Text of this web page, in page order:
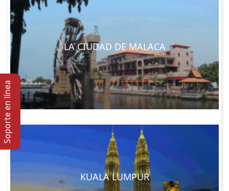
LA CIUDAD DE MALACA
KUALA LUMPUR
Soporte en lí­nea